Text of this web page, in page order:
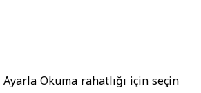
AyarlaOkuma rahatlığı için seçin